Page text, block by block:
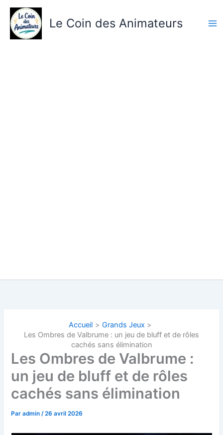
Aller
contenu
Le Coin des Animateurs
Accueil
Grands Jeux
Les Ombres de Valbrume : un jeu de bluff et de rôles
cachés sans élimination
Les Ombres de Valbrume :
un jeu de bluff et de rôles
cachés sans élimination
Paradmin/26 avril 2026